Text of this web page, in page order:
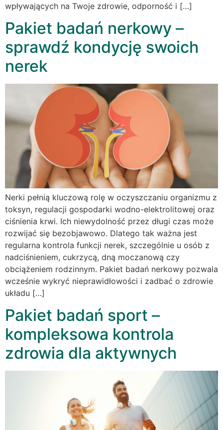
wpływających na Twoje zdrowie, odporność i […]
Pakiet badań nerkowy –
sprawdź kondycję swoich
nerek
Nerki pełnią kluczową rolę w oczyszczaniu organizmu z
toksyn, regulacji gospodarki wodno-elektrolitowej oraz
ciśnienia krwi. Ich niewydolność przez długi czas może
rozwijać się bezobjawowo. Dlatego tak ważna jest
regularna kontrola funkcji nerek, szczególnie u osób z
nadciśnieniem, cukrzycą, dną moczanową czy
obciążeniem rodzinnym. Pakiet badań nerkowy pozwala
wcześnie wykryć nieprawidłowości i zadbać o zdrowie
układu […]
Pakiet badań sport –
kompleksowa kontrola
zdrowia dla aktywnych